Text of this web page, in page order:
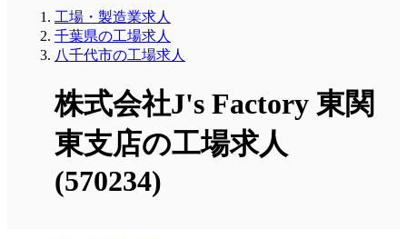
工場・製造業求人
千葉県の工場求人
八千代市の工場求人
株式会社J's Factory 東関
東支店の工場求人
(570234)